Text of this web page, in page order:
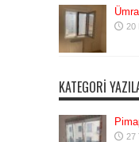
20
KATEGORI
27